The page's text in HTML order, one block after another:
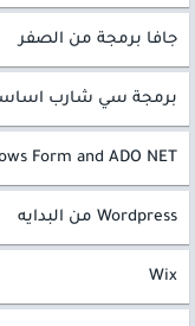
جافا برمجة من الصفر
برمجة سي شارب
Form and ADO NET
Wordpress من البدايه
Wix